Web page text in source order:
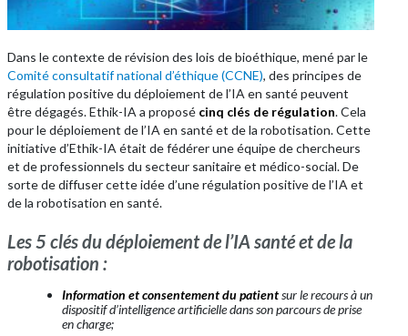
Dans le contexte de révision des lois de bioéthique, mené par le
Comité consultatif national d’éthique (CCNE), des principes de
régulation positive du déploiement de l’IA en santé peuvent
être dégagés. Ethik-IA a proposé cinq clés de régulation. Cela
pour le déploiement de l’IA en santé et de la robotisation. Cette
initiative d’Ethik-IA était de fédérer une équipe de chercheurs
et de professionnels du secteur sanitaire et médico-social. De
sorte de diffuser cette idée d’une régulation positive de l’IA et
de la robotisation en santé.
Les 5 clés du déploiement de l’IA santé et de la
robotisation :
Information et consentement du patientsur le recoursà un
dispositif d’intelligence artificielle dans son parcours de prise
en charge;